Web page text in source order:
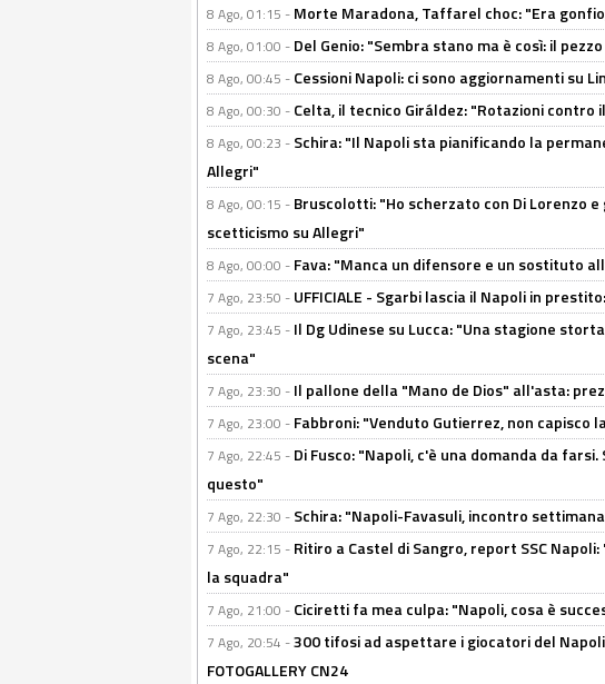
8 Ago, 01:15 - Morte Maradona, Taffarel choc: "Era
8 Ago, 01:00 - Del Genio: "Sembra stano ma è così: il
8 Ago, 00:45 - Cessioni Napoli: ci sono aggiornamenti su
8 Ago, 00:30 - Celta, il tecnico Giráldez: "Rotazioni contro
8 Ago, 00:23 - Schira: "Il Napoli sta pianificando la
Allegri"
8 Ago, 00:15 - Bruscolotti: "Ho scherzato con Di Lorenzo
scetticismo su Allegri"
8 Ago, 00:00 - Fava: "Manca un difensore e un sostituto
7 Ago, 23:50 - UFFICIALE - Sgarbi lascia il Napoli in
7 Ago, 23:45 - Il Dg Udinese su Lucca: "Una stagione
scena"
7 Ago, 23:30 - Il pallone della "Mano de Dios" all'asta:
7 Ago, 23:00 - Fabbroni: "Venduto Gutierrez, non capisco
7 Ago, 22:45 - Di Fusco: "Napoli, c'è una domanda da
questo"
7 Ago, 22:30 - Schira: "Napoli-Favasuli, incontro
7 Ago, 22:15 - Ritiro a Castel di Sangro, report SSC
la squadra"
7 Ago, 21:00 - Ciciretti fa mea culpa: "Napoli, cosa è
7 Ago, 20:54 -300 tifosi ad aspettare i giocatori del
FOTOGALLERY CN24